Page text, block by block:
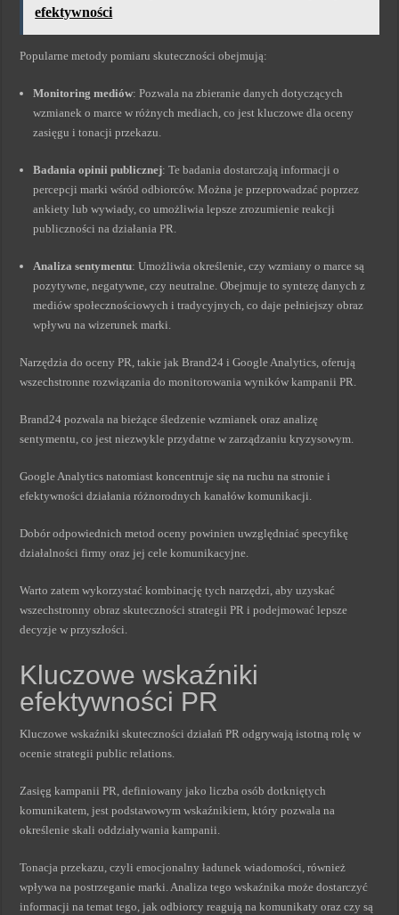
efektywności
Popularne metody pomiaru skuteczności obejmują:
Monitoring mediów: Pozwala na zbieranie danych dotyczących
wzmianek o marce w różnych mediach, co jest kluczowe dla oceny
zasięgu i tonacji przekazu.
Badania opinii publicznej: Te badania dostarczają informacji o
percepcji marki wśród odbiorców. Można je przeprowadzać poprzez
ankiety lub wywiady, co umożliwia lepsze zrozumienie reakcji
publiczności na działania PR.
Analiza sentymentu: Umożliwia określenie, czy wzmiany o marce są
pozytywne, negatywne, czy neutralne. Obejmuje to syntezę danych z
mediów społecznościowych i tradycyjnych, co daje pełniejszy obraz
wpływu na wizerunek marki.
Narzędzia do oceny PR, takie jak Brand24 i Google Analytics, oferują
wszechstronne rozwiązania do monitorowania wyników kampanii PR.
Brand24 pozwala na bieżące śledzenie wzmianek oraz analizę
sentymentu, co jest niezwykle przydatne w zarządzaniu kryzysowym.
Google Analytics natomiast koncentruje się na ruchu na stronie i
efektywności działania różnorodnych kanałów komunikacji.
Dobór odpowiednich metod oceny powinien uwzględniać specyfikę
działalności firmy oraz jej cele komunikacyjne.
Warto zatem wykorzystać kombinację tych narzędzi, aby uzyskać
wszechstronny obraz skuteczności strategii PR i podejmować lepsze
decyzje w przyszłości.
Kluczowe wskaźniki
efektywności PR
Kluczowe wskaźniki skuteczności działań PR odgrywają istotną rolę w
ocenie strategii public relations.
Zasięg kampanii PR, definiowany jako liczba osób dotkniętych
komunikatem, jest podstawowym wskaźnikiem, który pozwala na
określenie skali oddziaływania kampanii.
Tonacja przekazu, czyli emocjonalny ładunek wiadomości, również
wpływa na postrzeganie marki. Analiza tego wskaźnika może dostarczyć
informacji na temat tego, jak odbiorcy reagują na komunikaty oraz czy są